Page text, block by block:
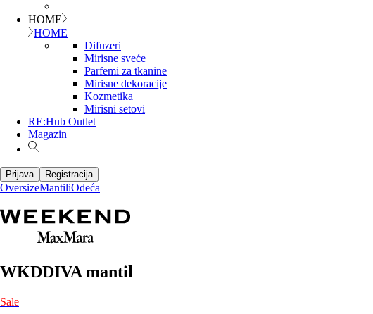
HOME
HOME
Difuzeri
Mirisne sveće
Parfemi za tkanine
Mirisne dekoracije
Kozmetika
Mirisni setovi
RE:Hub Outlet
Magazin
Prijava Registracija
OversizeMantiliOdeća
WKDDIVA mantil
Sale